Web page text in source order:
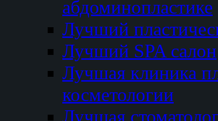
абдоминопластике
Лучший
Лучший SPA салон
Лучшая клиника
косметологии
Лучшая